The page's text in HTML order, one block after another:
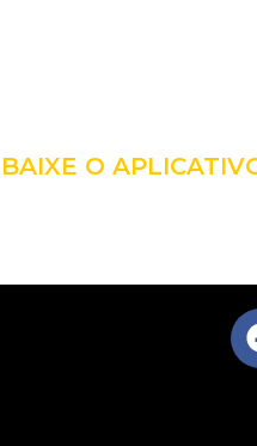
BAIXE O